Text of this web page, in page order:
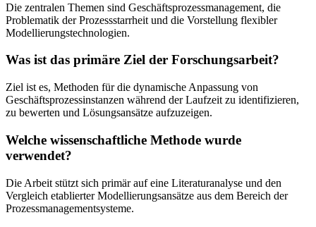
Die zentralen Themen sind Geschäftsprozessmanagement, die
Problematik der Prozessstarrheit und die Vorstellung flexibler
Modellierungstechnologien.
Was ist das primäre Ziel der Forschungsarbeit?
Ziel ist es, Methoden für die dynamische Anpassung von
Geschäftsprozessinstanzen während der Laufzeit zu identifizieren,
zu bewerten und Lösungsansätze aufzuzeigen.
Welche wissenschaftliche Methode wurde
verwendet?
Die Arbeit stützt sich primär auf eine Literaturanalyse und den
Vergleich etablierter Modellierungsansätze aus dem Bereich der
Prozessmanagementsysteme.